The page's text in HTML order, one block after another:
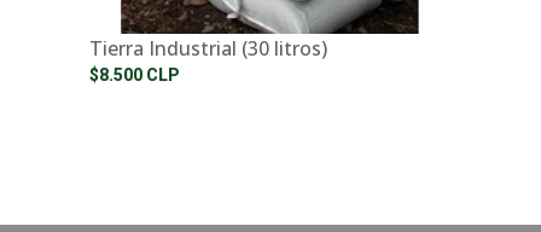
Tierra Industrial (30 litros)
$8.500 CLP